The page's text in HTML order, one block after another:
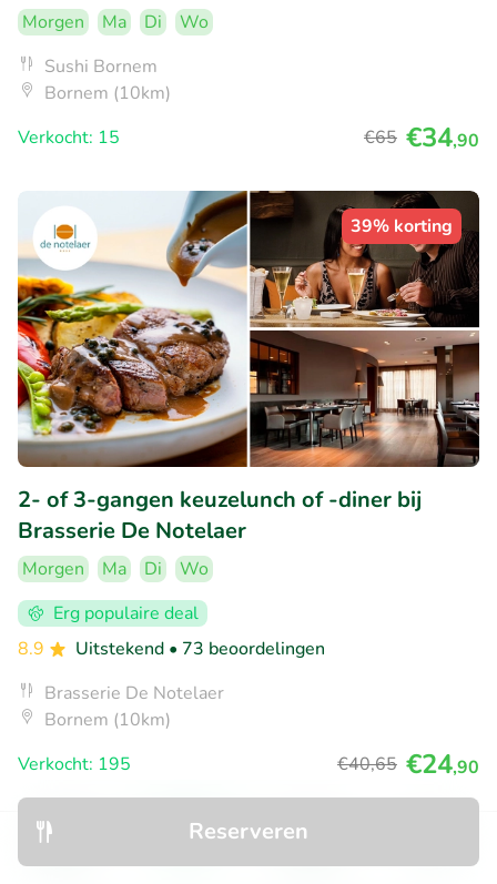
Reserveren
Morgen Ma Di
Wo
Sushi Bornem
Bornem (10km)
Verkocht: 15
€65 €34,90
39% korting
2- of 3-gangen keuzelunch of -diner bij
Brasserie De Notelaer
Morgen Ma Di
Wo
Erg populaire deal
8.9
Uitstekend • 73 beoordelingen
Brasserie De Notelaer
Bornem (10km)
Verkocht: 195
€40,65 €24,90